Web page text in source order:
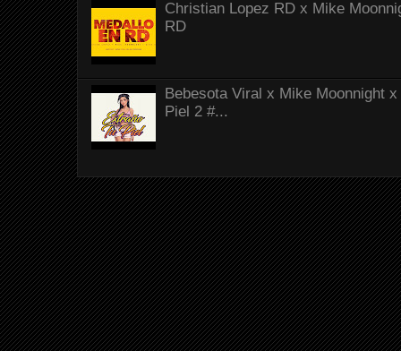
Christian Lopez RD x Mike
RD
Bebesota Viral x Mike Moonnight
Piel 2 #...